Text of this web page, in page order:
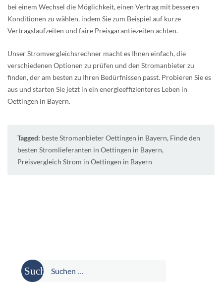
bei einem Wechsel die Möglichkeit, einen Vertrag mit besseren
Konditionen zu wählen, indem Sie zum Beispiel auf kurze
Vertragslaufzeiten und faire Preisgarantiezeiten achten.
Unser Stromvergleichsrechner macht es Ihnen einfach, die
verschiedenen Optionen zu prüfen und den Stromanbieter zu
finden, der am besten zu Ihren Bedürfnissen passt. Probieren Sie es
aus und starten Sie jetzt in ein energieeffizienteres Leben in
Oettingen in Bayern.
Tagged: beste Stromanbieter Oettingen in Bayern, Finde den
besten Stromlieferanten in Oettingen in Bayern,
Preisvergleich Strom in Oettingen in Bayern
Suche
nach: